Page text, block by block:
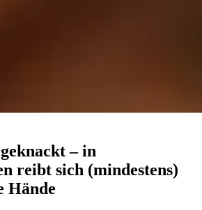
– in
reibt sich (mindestens)
Hände